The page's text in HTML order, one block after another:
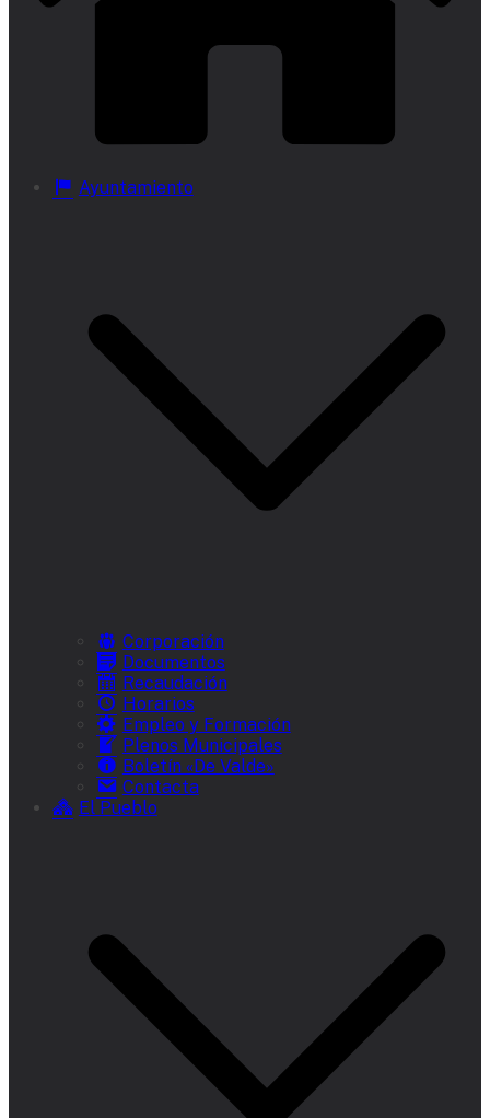
Ayuntamiento
Corporación
Documentos
Recaudación
Horarios
Empleo y Formación
Plenos Municipales
Boletín «De Valde»
Contacta
El Pueblo